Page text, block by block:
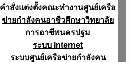
คำสั่งแต่งตั้งคณะทำงานศูนย์เครือ
ข่ายกำลังคนอาชีวศึกษาวิทยาลัย
การอาชีพนครปฐม
ระบบ Internet
ระบบศูนย์เครือข่ายกำลังคน